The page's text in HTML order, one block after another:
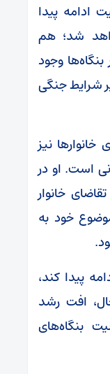
ادامه پیدا
شد؛ هم
وجود
شرایط جنگی
نیز
است. او در
خانوار
خود به
پیدا کند،
افت رشد
بنگاه‌های